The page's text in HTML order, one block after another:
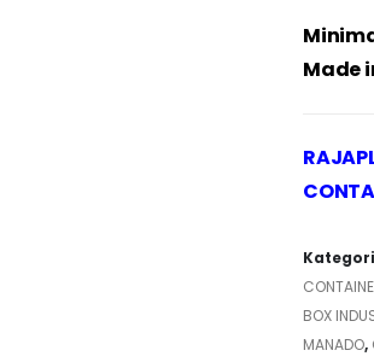
Made
BOX
MANADO,